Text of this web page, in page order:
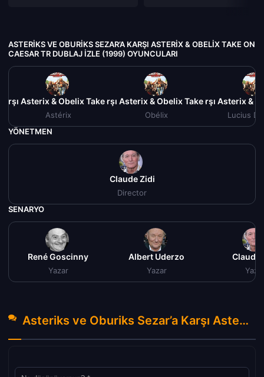
ASTERIKS VE OBURIKS SEZAR’A KARŞI ASTERIX & OBELIX TAKE ON
CAESAR TR DUBLAJ IZLE (1999) OYUNCULARI
Asterix & Obelix Take on Caesar Tr Dublaj izle (1999)
Astérix
ve Oburiks Sezar’a Karşı Asterix & Obelix Take on Caesar Tr
Obélix
Asteriks ve Oburiks Sezar’a Karşı Asterix &
Lucius
Asteriks ve Oburiks
YÖNETMEN
Claude Zidi
Director
SENARYO
René Goscinny
Yazar
Albert Uderzo
Yazar
Claude
Asteriks ve Oburiks Sezar’a Karşı Asterix & Obelix Take on Caesar Tr Dublaj izle (1999) Hakkında Yorumlar